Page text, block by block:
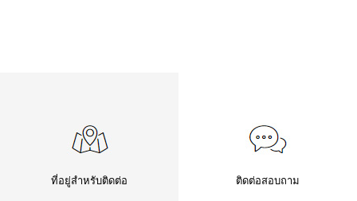
ที่อยู่สำหรับติดต่อ ติดต่อสอบถาม